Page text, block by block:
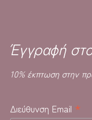
Έγγραφή
10% έκπτωση στην
Διεύθυνση Email *